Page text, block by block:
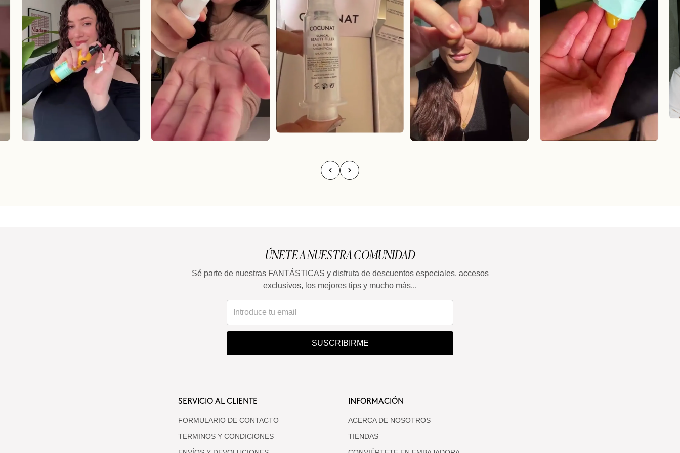
ÚNETE A NUESTRA COMUNIDAD
Sé parte de nuestras FANTÁSTICAS y disfruta de descuentos especiales, accesos
exclusivos, los mejores tips y mucho más...
SUSCRIBIRME
SERVICIO AL CLIENTE
FORMULARIO DE CONTACTO
TERMINOS Y CONDICIONES
INFORMACIÓN
ACERCA DE NOSOTROS
TIENDAS